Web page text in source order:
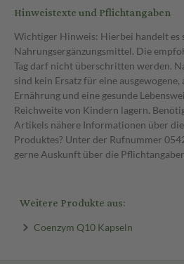
Hinweistexte und Pflichtangaben
Wichtiger Hinweis: Hierbei handelt es
Nahrungsergänzungsmittel. Die
Tag darf nicht überschritten werden.
sind kein Ersatz für eine
Ernährung und eine gesunde
Reichweite von Kindern lagern.
Artikels nähere Informationen über
Produktes? Unter der Rufnummer
gerne Auskunft über die
Weitere Produkte aus:
Coenzym Q10 Kapseln